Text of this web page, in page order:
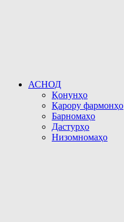
АСНОД
Қонунҳо
Қарору фармонҳо
Барномаҳо
Дастурҳо
Низомномаҳо